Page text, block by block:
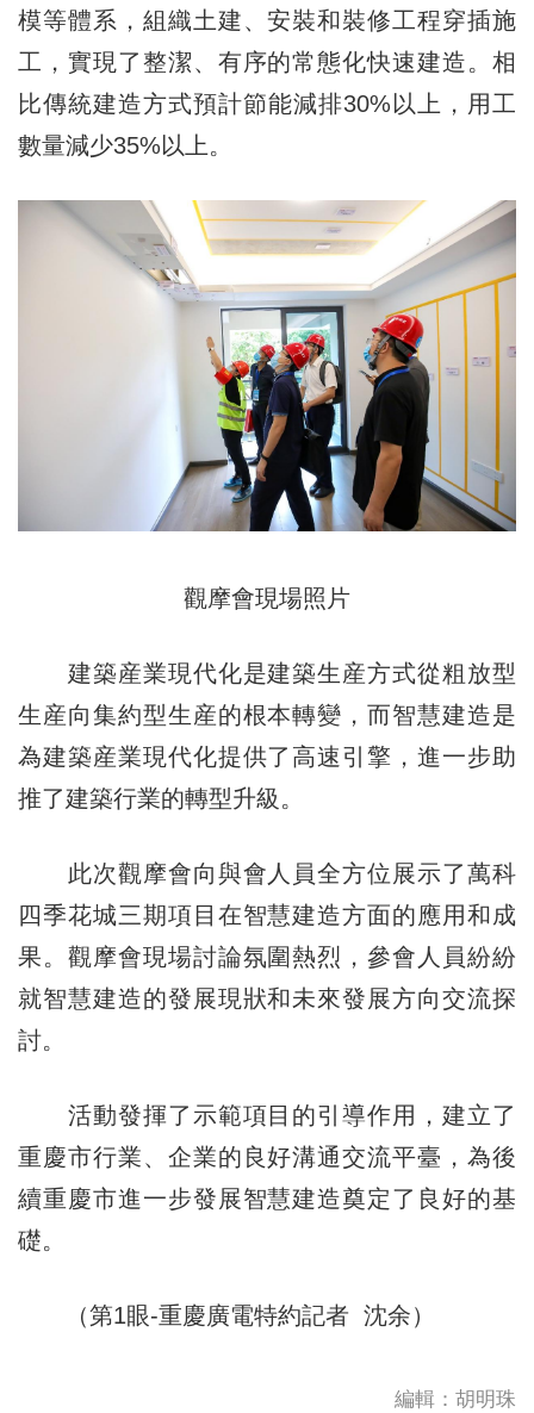
模等體系，組織土建、安裝和裝修工程穿插施
工，實現了整潔、有序的常態化快速建造。相
比傳統建造方式預計節能減排30%以上，用工
數量減少35%以上。
觀摩會現場照片
建築産業現代化是建築生産方式從粗放型
生産向集約型生産的根本轉變，而智慧建造是
為建築産業現代化提供了高速引擎，進一步助
推了建築行業的轉型升級。
此次觀摩會向與會人員全方位展示了萬科
四季花城三期項目在智慧建造方面的應用和成
果。觀摩會現場討論氛圍熱烈，參會人員紛紛
就智慧建造的發展現狀和未來發展方向交流探
討。
活動發揮了示範項目的引導作用，建立了
重慶市行業、企業的良好溝通交流平臺，為後
續重慶市進一步發展智慧建造奠定了良好的基
礎。
（第1眼-重慶廣電特約記者 沈余）
編輯：胡明珠